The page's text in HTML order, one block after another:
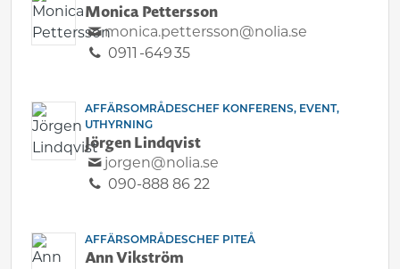
Monica Pettersson
monica.pettersson@nolia.se
0911 -649 35
AFFÄRSOMRÅDESCHEF KONFERENS, EVENT,
UTHYRNING
Jörgen Lindqvist
jorgen@nolia.se
090-888 86 22
AFFÄRSOMRÅDESCHEF PITEÅ
Ann Vikström